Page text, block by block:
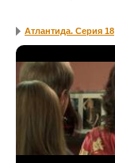
Атлантида. Серия 18